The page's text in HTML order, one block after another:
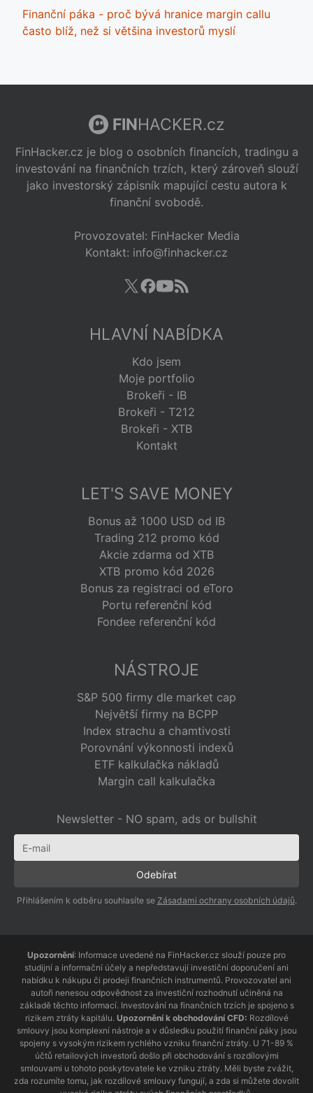
Finanční páka - proč bývá hranice margin callu
často blíž, než si většina investorů myslí
FINHACKER.cz
FinHacker.cz je blog o osobních financích, tradingu a
investování na finančních trzích, který zároveň slouží
jako investorský zápisník mapující cestu autora k
finanční svobodě.
Provozovatel: FinHacker Media
Kontakt: info@finhacker.cz
HLAVNÍ NABÍDKA
Kdo jsem
Moje portfolio
Brokeři - IB
Brokeři - T212
Brokeři - XTB
Kontakt
LET'S SAVE MONEY
Bonus až 1000 USD od IB
Trading 212 promo kód
Akcie zdarma od XTB
XTB promo kód 2026
Bonus za registraci od eToro
Portu referenční kód
Fondee referenční kód
NÁSTROJE
S&P 500 firmy dle market cap
Největší firmy na BCPP
Index strachu a chamtivosti
Porovnání výkonnosti indexů
ETF kalkulačka nákladů
Margin call kalkulačka
Newsletter - NO spam, ads or bullshit
Přihlášením k odběru souhlasíte se Zásadami ochrany osobních údajů.
Upozornění: Informace uvedené na FinHacker.cz slouží pouze pro
studijní a informační účely a nepředstavují investiční doporučení ani
nabídku k nákupu či prodeji finančních instrumentů. Provozovatel ani
autoři nenesou odpovědnost za investiční rozhodnutí učiněná na
základě těchto informací. Investování na finančních trzích je spojeno s
rizikem ztráty kapitálu. Upozornění k obchodování CFD: Rozdílové
smlouvy jsou komplexní nástroje a v důsledku použití finanční páky jsou
spojeny s vysokým rizikem rychlého vzniku finanční ztráty. U 71-89 %
účtů retailových investorů došlo při obchodování s rozdílovými
smlouvami u tohoto poskytovatele ke vzniku ztráty. Měli byste zvážit,
zda rozumíte tomu, jak rozdílové smlouvy fungují, a zda si můžete dovolit